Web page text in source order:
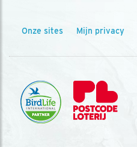
Onze sites Mijn privacy